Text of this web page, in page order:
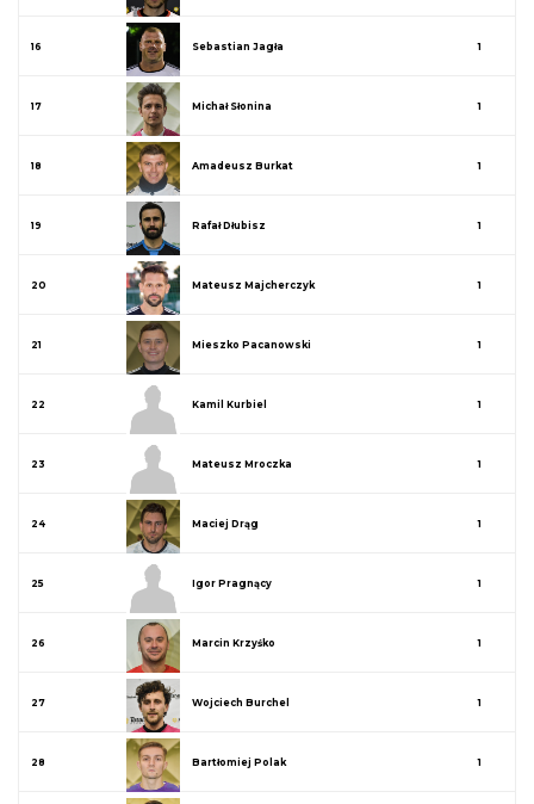
16 Sebastian Jagła 1
17 Michał Słonina 1
18 Amadeusz Burkat 1
19 Rafał Dłubisz 1
20 Mateusz Majcherczyk 1
21 Mieszko Pacanowski 1
22 Kamil Kurbiel 1
23 Mateusz Mroczka 1
24 Maciej Drąg 1
25 Igor Pragnący 1
26 Marcin Krzyśko 1
27 Wojciech Burchel 1
28 Bartłomiej Polak 1